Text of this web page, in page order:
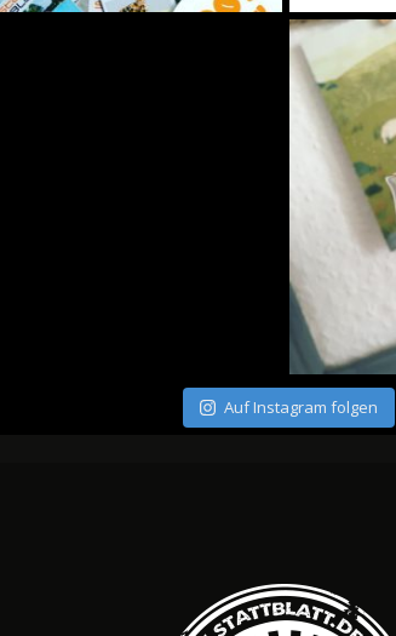
Auf Instagram folgen